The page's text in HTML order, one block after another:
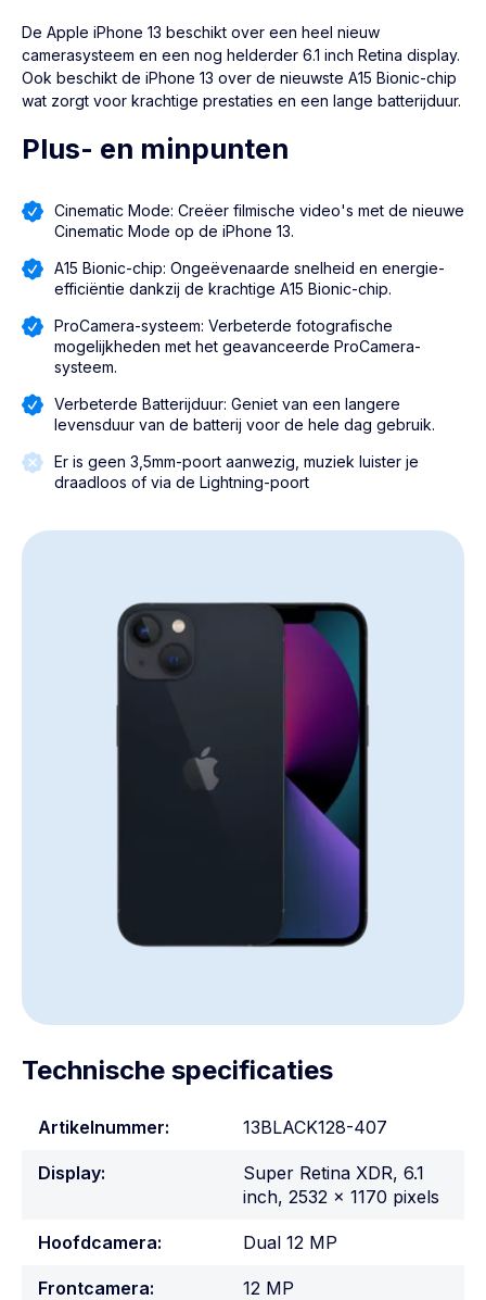
De Apple iPhone 13 beschikt over een heel nieuw
camerasysteem en een nog helderder 6.1 inch Retina display.
Ook beschikt de iPhone 13 over de nieuwste A15 Bionic-chip
wat zorgt voor krachtige prestaties en een lange batterijduur.
Plus- en minpunten
Cinematic Mode: Creëer filmische video's met de nieuwe
Cinematic Mode op de iPhone 13.
A15 Bionic-chip: Ongeëvenaarde snelheid en energie-
efficiëntie dankzij de krachtige A15 Bionic-chip.
ProCamera-systeem: Verbeterde fotografische
mogelijkheden met het geavanceerde ProCamera-
systeem.
Verbeterde Batterijduur: Geniet van een langere
levensduur van de batterij voor de hele dag gebruik.
Er is geen 3,5mm-poort aanwezig, muziek luister je
draadloos of via de Lightning-poort
Technische specificaties
Artikelnummer: 13BLACK128-407
Display:
Super Retina XDR, 6.1
inch, 2532 x 1170 pixels
Hoofdcamera: Dual 12 MP
Frontcamera: 12 MP